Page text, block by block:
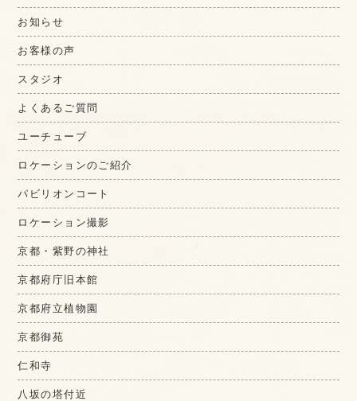
お知らせ
お客様の声
スタジオ
よくあるご質問
ユーチューブ
ロケーションのご紹介
パビリオンコート
ロケーション撮影
京都・紫野の神社
京都府庁旧本館
京都府立植物園
京都御苑
仁和寺
八坂の塔付近